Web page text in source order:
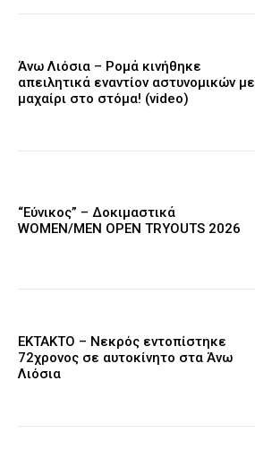
Άνω Λιόσια – Ρομά κινήθηκε
απειλητικά εναντίον αστυνομικών με
μαχαίρι στο στόμα! (video)
“Εύνικος” – Δοκιμαστικά
WOMEN/MEN OPEN TRYOUTS 2026
EKTAKTO – Νεκρός εντοπίστηκε
72χρονος σε αυτοκίνητο στα Άνω
Λιόσια